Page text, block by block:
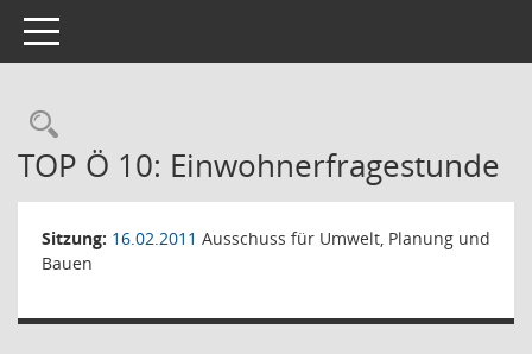
Toggle navigation
Rechercheauswahl
TOP Ö 10: Einwohnerfragestunde
Sitzung: 16.02.2011 Ausschuss für Umwelt, Planung und
Bauen